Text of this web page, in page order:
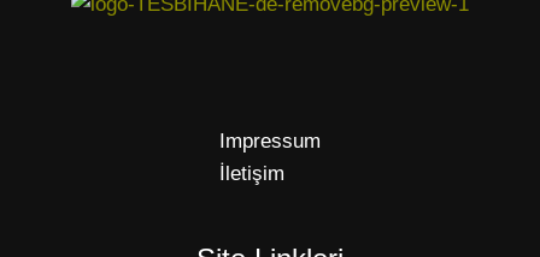
Impressum
İletişim